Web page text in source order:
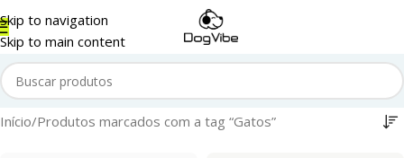
Skip to navigation
Skip to main content
Início Produtos marcados com a tag “Gatos”